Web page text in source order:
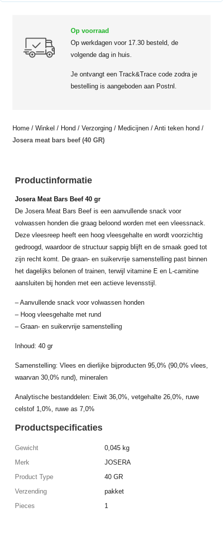
Op voorraad
Op werkdagen voor 17.30 besteld, de
volgende dag in huis.
Je ontvangt een Track&Trace code zodra je
bestelling is aangeboden aan Postnl.
Home / Winkel / Hond / Verzorging / Medicijnen / Anti teken hond /
Josera meat bars beef (40 GR)
Productinformatie
Josera Meat Bars Beef 40 gr
De Josera Meat Bars Beef is een aanvullende snack voor
volwassen honden die graag beloond worden met een vleessnack.
Deze vleesreep heeft een hoog vleesgehalte en wordt voorzichtig
gedroogd, waardoor de structuur sappig blijft en de smaak goed tot
zijn recht komt. De graan- en suikervrije samenstelling past binnen
het dagelijks belonen of trainen, terwijl vitamine E en L-carnitine
aansluiten bij honden met een actieve levensstijl.
– Aanvullende snack voor volwassen honden
– Hoog vleesgehalte met rund
– Graan- en suikervrije samenstelling
Inhoud: 40 gr
Samenstelling: Vlees en dierlijke bijproducten 95,0% (90,0% vlees,
waarvan 30,0% rund), mineralen
Analytische bestanddelen: Eiwit 36,0%, vetgehalte 26,0%, ruwe
celstof 1,0%, ruwe as 7,0%
Productspecificaties
Gewicht
0,045 kg
Merk
JOSERA
Product Type
40 GR
Verzending
pakket
Pieces
1